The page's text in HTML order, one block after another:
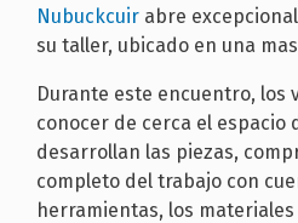
Nubuckcuir abre
su taller, ubicado en una
Durante este encuentro, los
conocer de cerca el espacio
desarrollan las piezas,
completo del trabajo con
herramientas, los materiales